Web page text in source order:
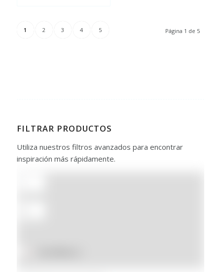
Página 1 de 5
1 2 3 4 5
FILTRAR PRODUCTOS
Utiliza nuestros filtros avanzados para encontrar
inspiración más rápidamente.